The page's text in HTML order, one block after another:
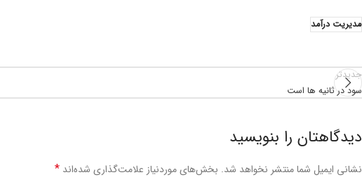
مدیریت درآمد
جدیدتر
سود در ثانیه ها است
دیدگاهتان را بنویسید
نشانی ایمیل شما منتشر نخواهد شد. بخش‌های موردنیاز علامت‌گذاری شده‌اند *